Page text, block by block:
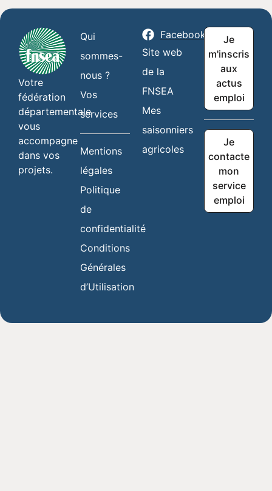
Votre
fédération
départementale
vous
accompagne
dans vos
projets.
Qui
sommes-
nous ?
Vos
services
Mentions
légales
Politique
de
confidentialité
Conditions
Générales
d’Utilisation
Facebook
Site web
de la
FNSEA
Mes
saisonniers
agricoles
Je
m'inscris
aux
actus
emploi
Je
contacte
mon
service
emploi